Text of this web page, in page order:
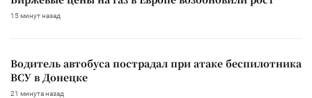
15 минут назад
Водитель автобуса пострадал при атаке беспилотника
ВСУ в Донецке
21 минута назад